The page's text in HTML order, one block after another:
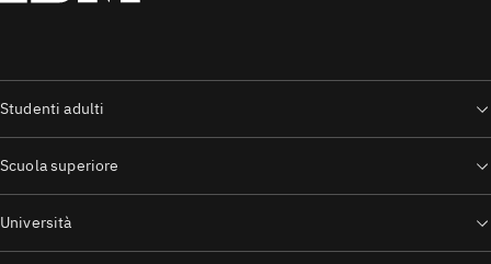
Studenti adulti
Scuola superiore
Università